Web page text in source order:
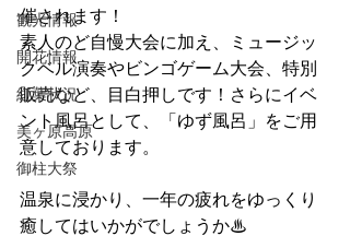
観光情報
開花情報
紅葉状況
美ヶ原高原
御柱大祭
催されます！
素人のど自慢大会に加え、ミュージッ
クベル演奏やビンゴゲーム大会、特別
販売など、目白押しです！さらにイベ
ント風呂として、「ゆず風呂」をご用
意しております。
温泉に浸かり、一年の疲れをゆっくり
癒してはいかがでしょうか♨